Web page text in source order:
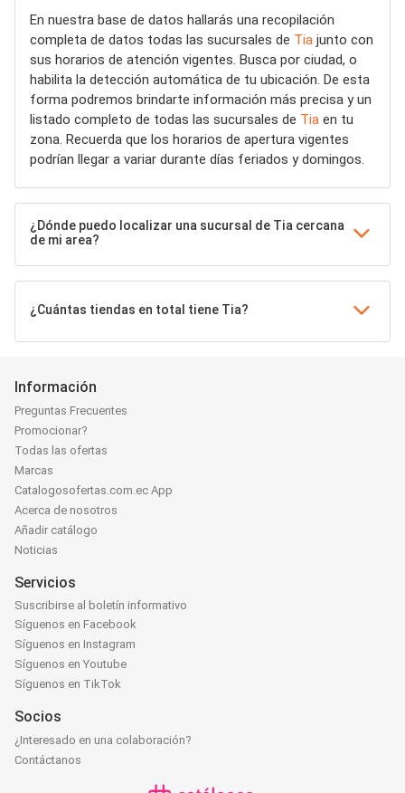
En nuestra base de datos hallarás una recopilación
completa de datos todas las sucursales de Tia junto con
sus horarios de atención vigentes. Busca por ciudad, o
habilita la detección automática de tu ubicación. De esta
forma podremos brindarte información más precisa y un
listado completo de todas las sucursales de Tia en tu
zona. Recuerda que los horarios de apertura vigentes
podrían llegar a variar durante días feriados y domingos.
¿Dónde puedo localizar una sucursal de Tia cercana
de mi area?
¿Cuántas tiendas en total tiene Tia?
Información
Preguntas Frecuentes
Promocionar?
Todas las ofertas
Marcas
Catalogosofertas.com.ec App
Acerca de nosotros
Añadir catálogo
Noticias
Servicios
Suscribirse al boletín informativo
Síguenos en Facebook
Síguenos en Instagram
Síguenos en Youtube
Síguenos en TikTok
Socios
¿Interesado en una colaboración?
Contáctanos